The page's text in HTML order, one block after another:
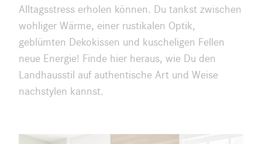
Alltagsstress erholen können. Du tankst zwischen
wohliger Wärme, einer rustikalen Optik,
geblümten Dekokissen und kuscheligen Fellen
neue Energie! Finde hier heraus, wie Du den
Landhausstil auf authentische Art und Weise
nachstylen kannst.